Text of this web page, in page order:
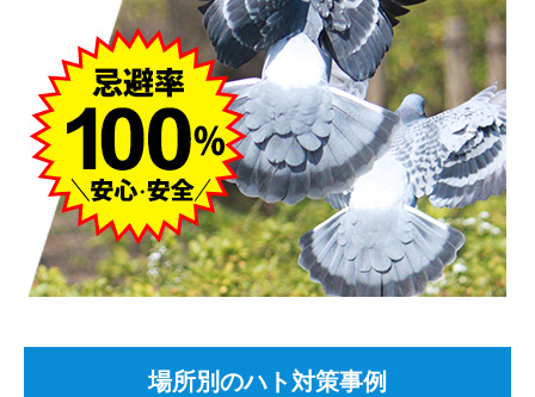
場所別のハト対策事例